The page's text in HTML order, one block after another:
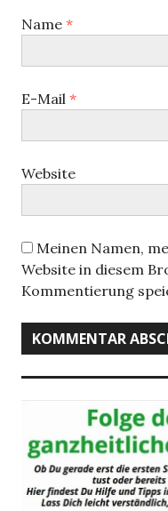
Name *
E-Mail *
Website
Meinen Namen,
Website in diesem
Kommentierung